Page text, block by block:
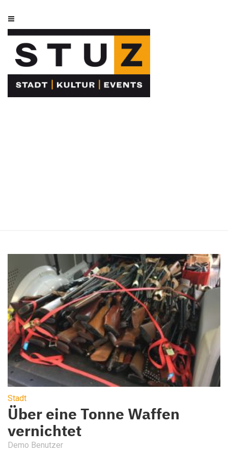
Stadt
Über eine Tonne Waffen
vernichtet
Demo Benutzer